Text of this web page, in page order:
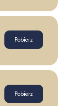
Pobierz
Pobierz